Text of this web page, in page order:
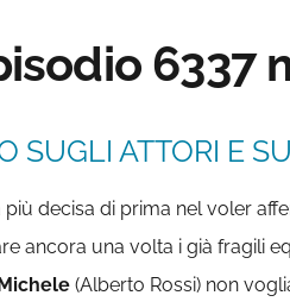
6337
SUGLI ATTORI E
decisa di prima nel voler
ancora una volta i già fragili
(Alberto Rossi) non